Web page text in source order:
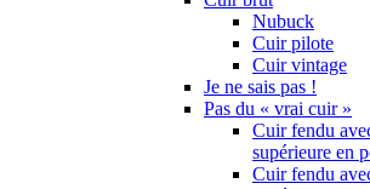
Nubuck
Cuir pilote
Cuir vintage
Je ne sais pas !
Pas du « vrai cuir »
Cuir fendu
supérieure en
Cuir fendu